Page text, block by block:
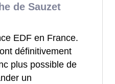
de Sauzet
EDF en France.
définitivement
plus possible de
un